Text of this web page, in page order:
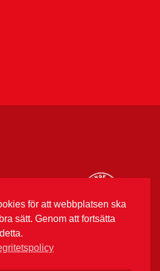
för att webbplatsen ska
sätt. Genom att fortsätta